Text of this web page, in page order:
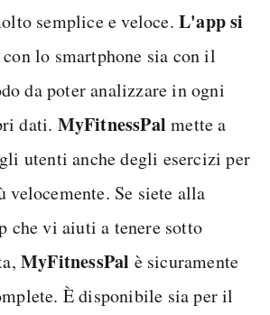
semplice e veloce.L'app si
con lo smartphone sia con il
da poter analizzare in ogni
dati. MyFitnessPal mette a
utenti anche degli esercizi per
velocemente. Se siete alla
che vi aiuti a tenere sotto
MyFitnessPal è sicuramente
È disponibile sia per il